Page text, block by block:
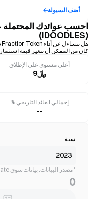
أضف السيولة←
(IDOODLES)
كان من الممكن أن تتغير قيمة استثمار
أعلى مستوى على الإطلاق
﷼9
إجمالي العائد التاريخي %
--
سنة
* مصدر البيانات: بيانات سوق Gate. الأرقام تقريبية ويتم تحديثها بشكل دوري.
0